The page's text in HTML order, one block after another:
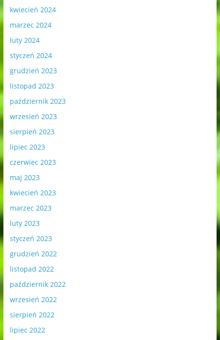
kwiecień 2024
marzec 2024
luty 2024
styczeń 2024
grudzień 2023
listopad 2023
październik 2023
wrzesień 2023
sierpień 2023
lipiec 2023
czerwiec 2023
maj 2023
kwiecień 2023
marzec 2023
luty 2023
styczeń 2023
grudzień 2022
listopad 2022
październik 2022
wrzesień 2022
sierpień 2022
lipiec 2022